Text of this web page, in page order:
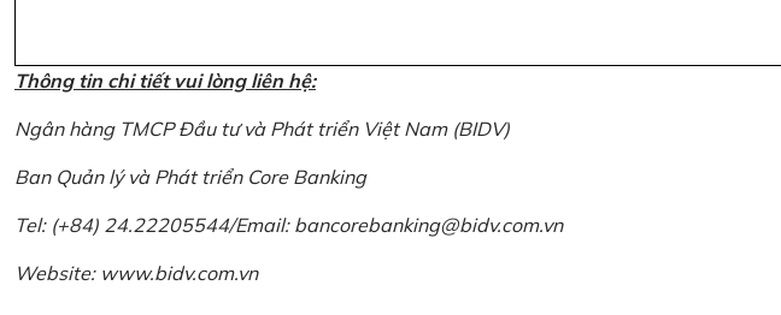
Thông tin chi tiết vui lòng liên hệ:
Ngân hàng TMCP Đầu tư và Phát triển Việt Nam (BIDV)
Ban Quản lý và Phát triển Core Banking
Tel: (+84) 24.22205544/Email: bancorebanking@bidv.com.vn
Website: www.bidv.com.vn